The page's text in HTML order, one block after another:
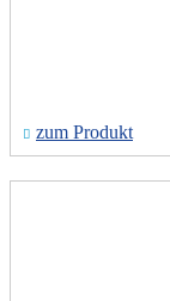
zum Produkt